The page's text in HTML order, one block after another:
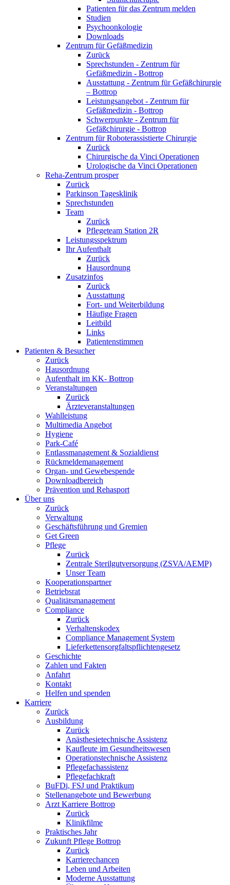
Patienten für das Zentrum melden
Studien
Psychoonkologie
Downloads
Zentrum für Gefäßmedizin
Zurück
Sprechstunden - Zentrum für
Gefäßmedizin - Bottrop
Ausstattung - Zentrum für Gefäßchirurgie
– Bottrop
Leistungsangebot - Zentrum für
Gefäßmedizin - Bottrop
Schwerpunkte - Zentrum für
Gefäßchirurgie - Bottrop
Zentrum für Roboterassistierte Chirurgie
Zurück
Chirurgische da Vinci Operationen
Urologische da Vinci Operationen
Reha-Zentrum prosper
Zurück
Parkinson Tagesklinik
Sprechstunden
Team
Zurück
Pflegeteam Station 2R
Leistungsspektrum
Ihr Aufenthalt
Zurück
Hausordnung
Zusatzinfos
Zurück
Ausstattung
Fort- und Weiterbildung
Häufige Fragen
Leitbild
Links
Patientenstimmen
Patienten & Besucher
Zurück
Hausordnung
Aufenthalt im KK- Bottrop
Veranstaltungen
Zurück
Ärzteveranstaltungen
Wahlleistung
Multimedia Angebot
Hygiene
Park-Café
Entlassmanagement & Sozialdienst
Rückmeldemanagement
Organ- und Gewebespende
Downloadbereich
Prävention und Rehasport
Über uns
Zurück
Verwaltung
Geschäftsführung und Gremien
Get Green
Pflege
Zurück
Zentrale Sterilgutversorgung (ZSVA/AEMP)
Unser Team
Kooperationspartner
Betriebsrat
Qualitätsmanagement
Compliance
Zurück
Verhaltenskodex
Compliance Management System
Lieferkettensorgfaltspflichtengesetz
Geschichte
Zahlen und Fakten
Anfahrt
Kontakt
Helfen und spenden
Karriere
Zurück
Ausbildung
Zurück
Anästhesietechnische Assistenz
Kaufleute im Gesundheitswesen
Operationstechnische Assistenz
Pflegefachassistenz
Pflegefachkraft
BuFDi, FSJ und Praktikum
Stellenangebote und Bewerbung
Arzt Karriere Bottrop
Zurück
Klinikfilme
Praktisches Jahr
Zukunft Pflege Bottrop
Zurück
Karrierechancen
Leben und Arbeiten
Moderne Ausstattung